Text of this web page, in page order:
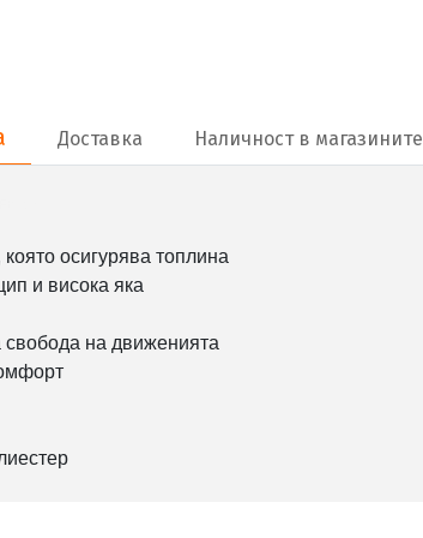
Доставка Наличност в магазините
осигурява топлина
и висока яка
свобода на движенията